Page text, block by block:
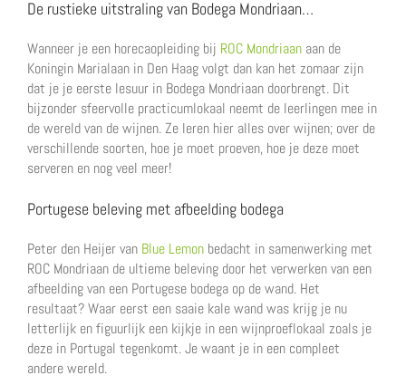
De rustieke uitstraling van Bodega Mondriaan…
Wanneer je een horecaopleiding bij ROC Mondriaanaan de
Koningin Marialaan in Den Haag volgt dan kan het zomaar zijn
dat je je eerste lesuur in Bodega Mondriaan doorbrengt. Dit
bijzonder sfeervolle practicumlokaal neemt de leerlingen mee in
de wereld van de wijnen. Ze leren hier alles over wijnen; over de
verschillende soorten, hoe je moet proeven, hoe je deze moet
serveren en nog veel meer!
Portugese beleving met afbeelding bodega
Peter den Heijer van Blue Lemonbedacht in samenwerking met
ROC Mondriaan de ultieme beleving door het verwerken van een
afbeelding van een Portugese bodega op de wand. Het
resultaat? Waar eerst een saaie kale wand was krijg je nu
letterlijk en figuurlijk een kijkje in een wijnproeflokaal zoals je
deze in Portugal tegenkomt. Je waant je in een compleet
andere wereld.